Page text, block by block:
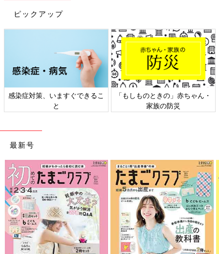
ピックアップ
感染症対策、いますぐできるこ
と
「もしものときの」赤ちゃん・
家族の防災
最新号